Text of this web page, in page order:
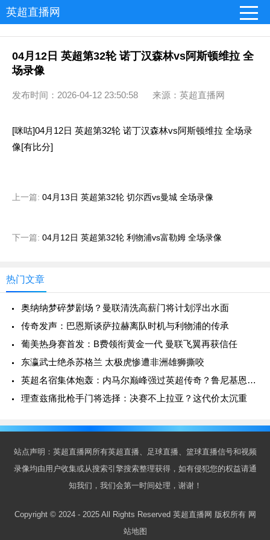
英超直播网
04月12日 英超第32轮 诺丁汉森林vs阿斯顿维拉 全
场录像
发布时间：2026-04-12 23:50:58 来源：英超直播网
[咪咕]04月12日 英超第32轮 诺丁汉森林vs阿斯顿维拉 全场录
像[有比分]
上一篇: 04月13日 英超第32轮 切尔西vs曼城 全场录像
下一篇: 04月12日 英超第32轮 利物浦vs富勒姆 全场录像
热门文章
奥纳纳梦碎梦剧场？曼联清洗高薪门将计划浮出水面
传奇发声：巴恩斯谈萨拉赫离队时机与利物浦的传承
葡美热身赛首发：B费领衔黄金一代 曼联飞翼再获信任
东瀛武士绝杀苏格兰 太极虎惨遭非洲雄狮撕咬
英超名宿集体炮轰：内马尔巅峰强过英超传奇？鲁尼基恩不留情面
理查兹痛批枪手门将选择：决赛不上拉亚？这代价太沉重
站点声明：英超直播网所有英超直播、足球直播、篮球直播信号和视频
录像均由用户收集或从搜索引擎搜索整理获得，如有侵犯您的权益请通
知我们，我们会第一时间处理，谢谢！
Copyright © 2024 - 2025 All Rights Reserved 英超直播网 版权所有 网
站地图